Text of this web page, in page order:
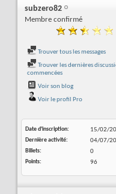
subzero82
Membre confirmé
Trouver tous les messages
Trouver les dernières
commencées
Voir son blog
Voir le profil Pro
Date d'inscription
15/02/
Dernière activité
04/07/
Billets
0
Points
96